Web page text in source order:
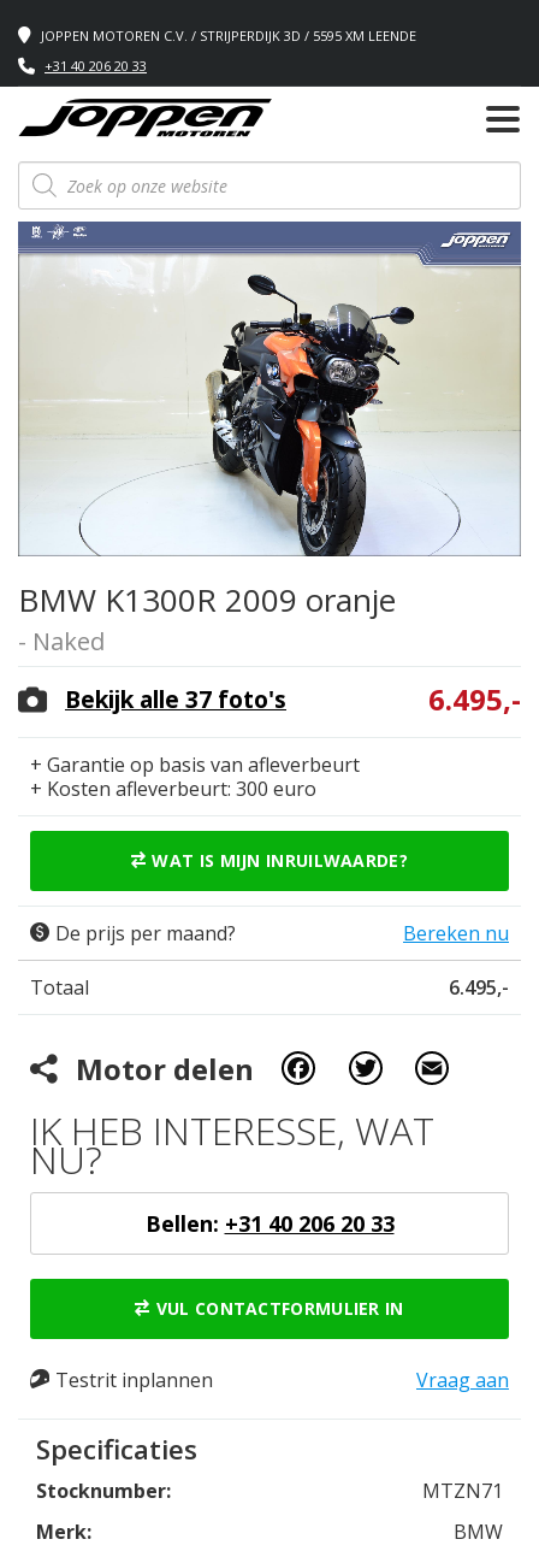
JOPPEN MOTOREN C.V. / STRIJPERDIJK 3D / 5595 XM LEENDE
+31 40 206 20 33
Producten
zoeken
BMW K1300R 2009 oranje
- Naked
6.495,-
+ Garantie op basis van afleverbeurt
+ Kosten afleverbeurt: 300 euro
WAT IS MIJN INRUILWAARDE?
De prijs per maand? Bereken nu
Totaal 6.495,-
Motor delen Facebook Twitter
IK HEB INTERESSE, WAT
NU?
Bellen: +31 40 206 20 33
VUL CONTACTFORMULIER IN
Testrit inplannen Vraag aan
Bekijk alle 37 foto's
Specificaties
Stocknumber:
MTZN71
Merk:
BMW